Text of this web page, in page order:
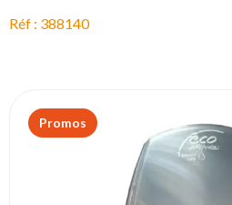
Réf : 388140
Promos